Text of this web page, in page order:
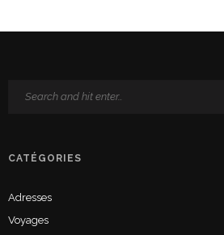
CATÉGORIES
Adresses
Voyages